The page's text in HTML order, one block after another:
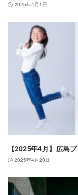
2025年4月1日
【2025年4月】広島
2025年4月20日